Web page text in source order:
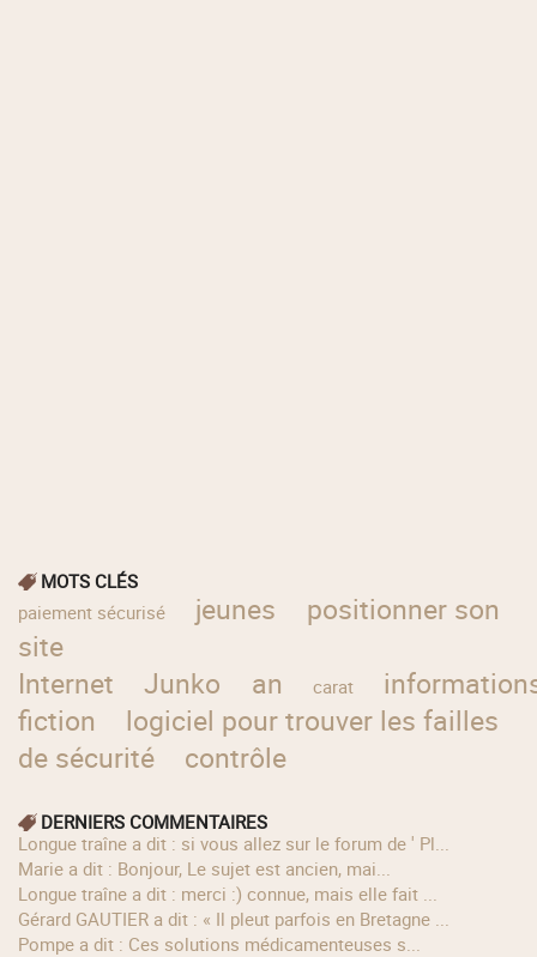
MOTS CLÉS
paiement sécurisé
jeunes
positionner son
site
Internet
Junko an carat
fiction
logiciel pour trouver les failles
de sécurité
contrôle
DERNIERS COMMENTAIRES
longue traîne a dit : si vous allez sur le forum de ' Pl...
Marie a dit : Bonjour, Le sujet est ancien, mai...
longue traîne a dit : merci :) connue, mais elle fait ...
Gérard GAUTIER a dit : « Il pleut parfois en Bretagne ...
Pompe a dit : Ces solutions médicamenteuses s...